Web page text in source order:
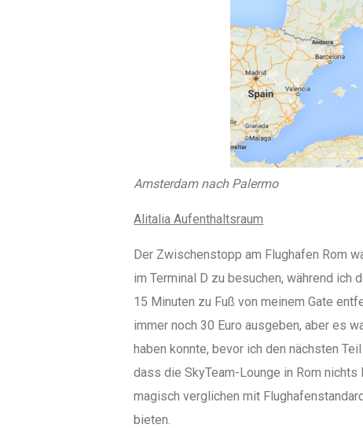
Amsterdam nach Palermo
Alitalia Aufenthaltsraum
Der Zwischenstopp am Flughafen Rom
im Terminal D zu besuchen, während ich
15 Minuten zu Fuß von meinem Gate
immer noch 30 Euro ausgeben, aber es
haben konnte, bevor ich den nächsten
dass die SkyTeam-Lounge in Rom
magisch verglichen mit
bieten.